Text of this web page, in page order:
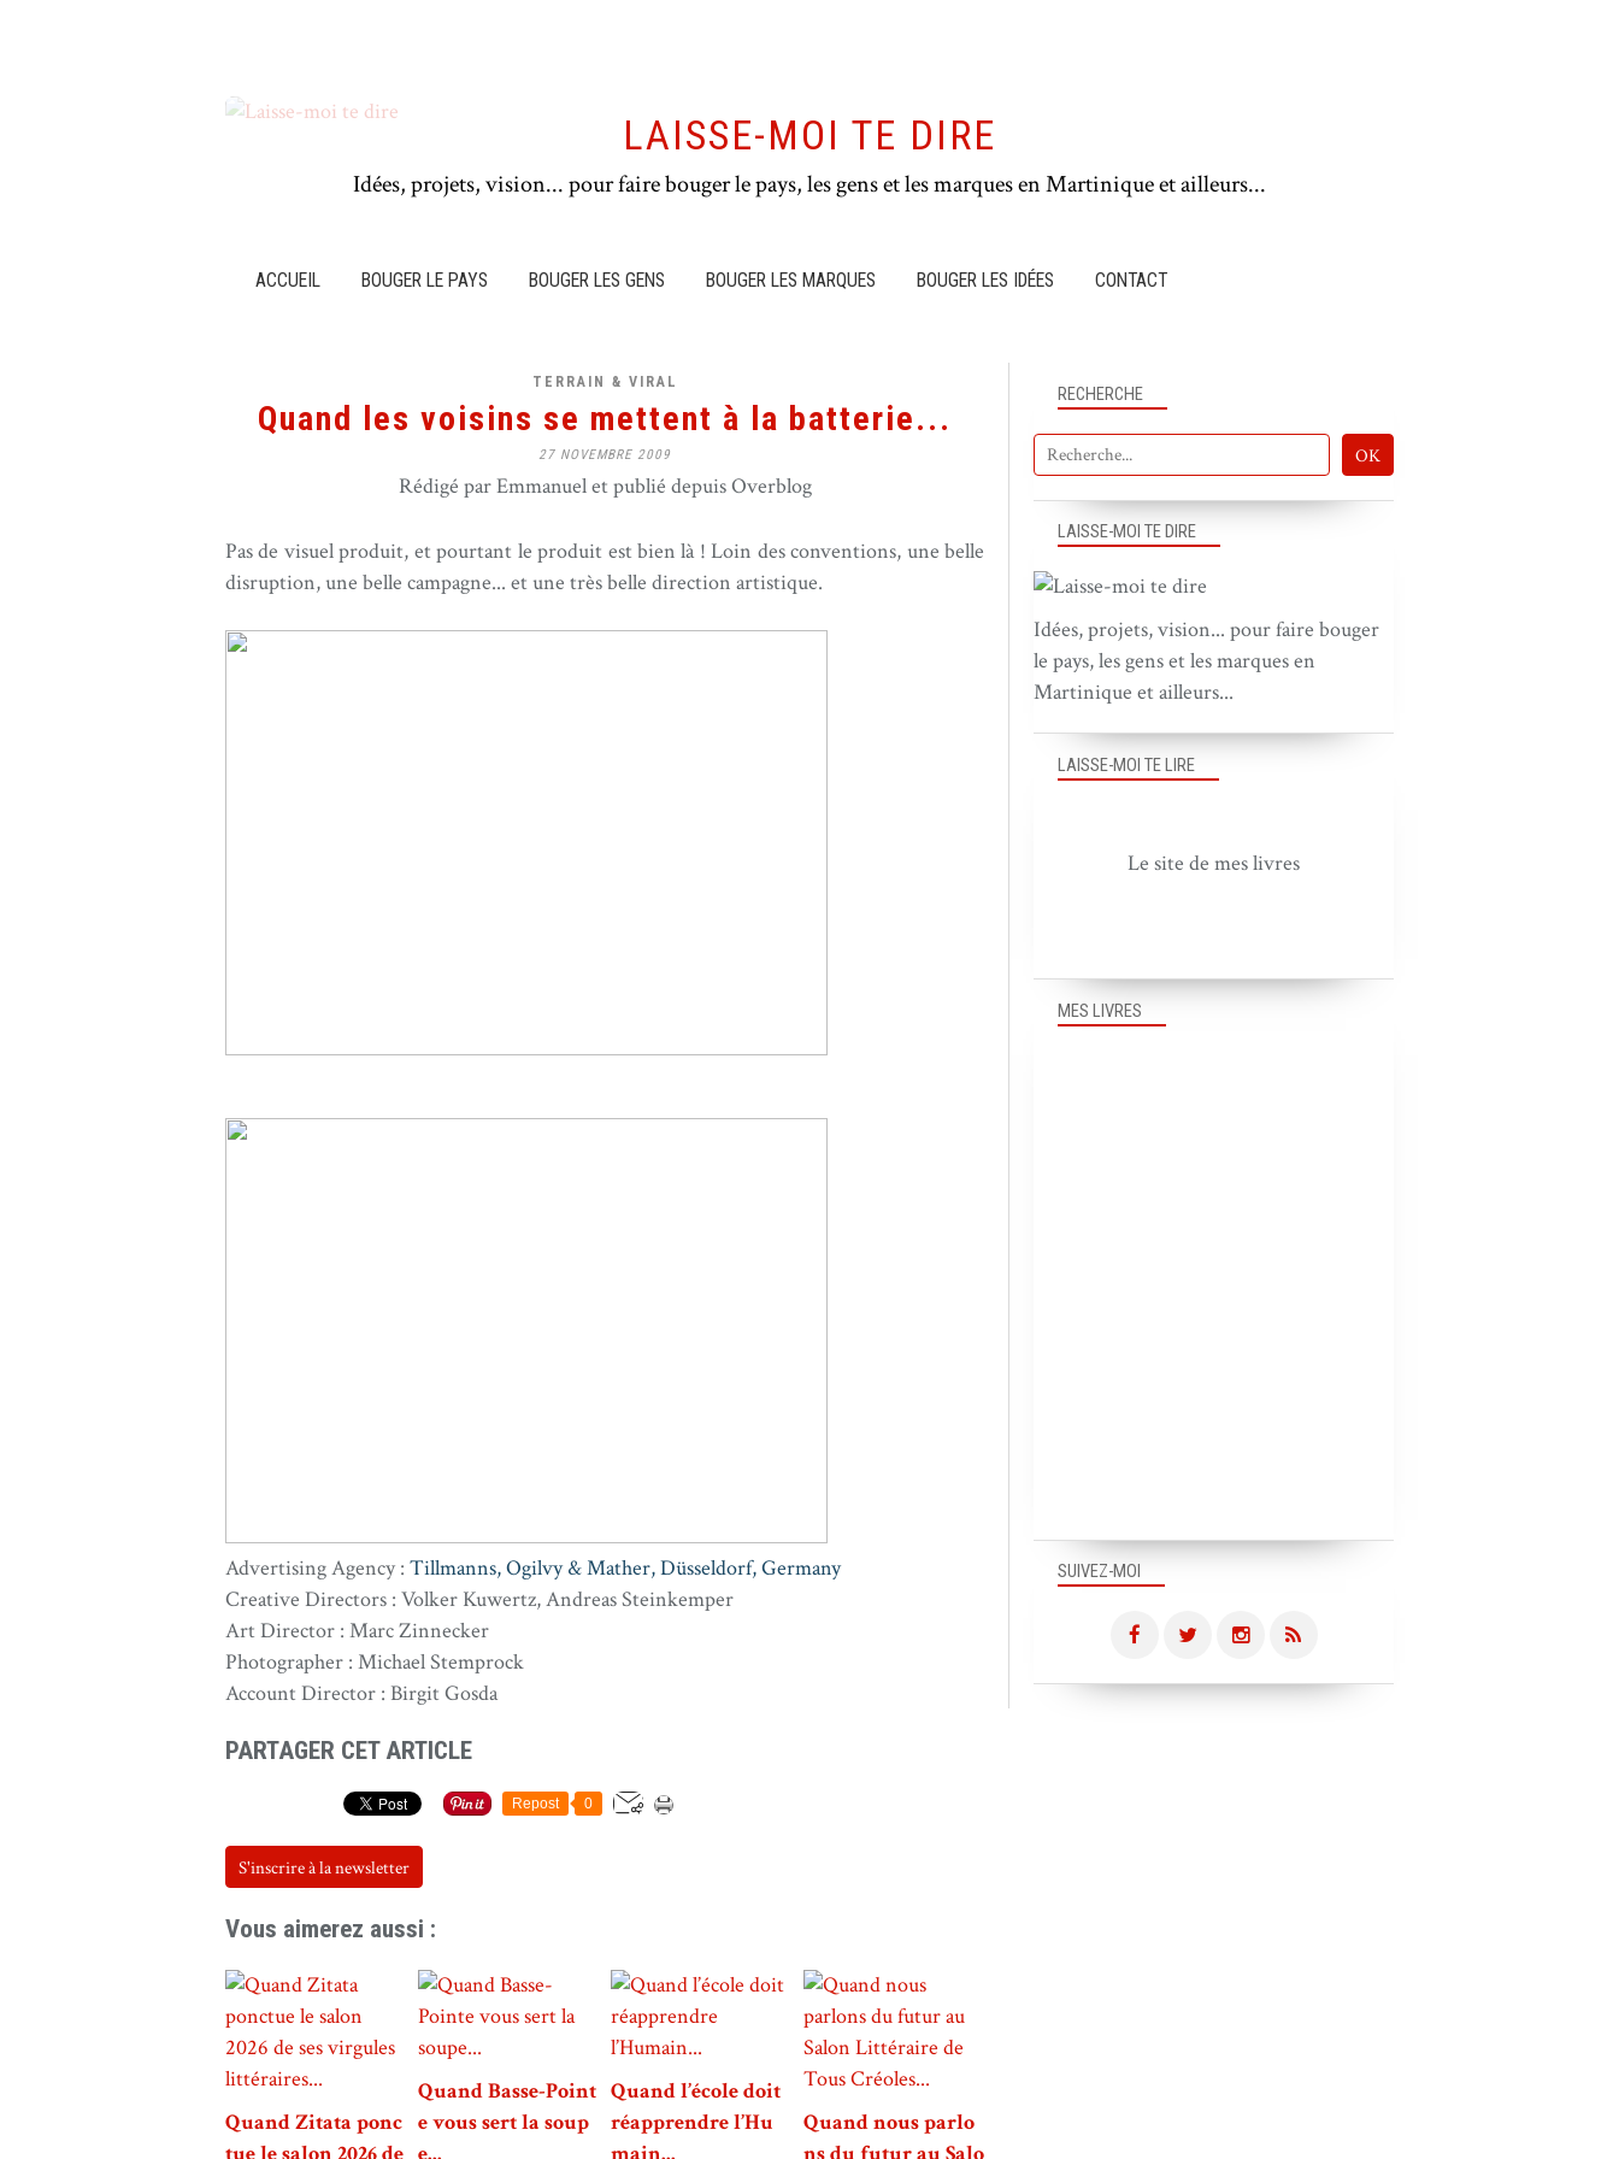
LAISSE-MOI TE DIRE
Idées, projets, vision... pour faire bouger le pays, les gens et les marques en Martinique et ailleurs...
ACCUEIL BOUGER LE PAYS BOUGER LES GENS BOUGER LES MARQUES BOUGER LES IDÉES CONTACT
TERRAIN & VIRAL
Quand les voisins se mettent à la batterie...
27 NOVEMBRE 2009
Rédigé par Emmanuel et publié depuis Overblog
Pas de visuel produit, et pourtant le produit est bien là ! Loin des conventions, une belle
disruption, une belle campagne... et une très belle direction artistique.
Advertising Agency : Tillmanns, Ogilvy & Mather, Düsseldorf, Germany
Creative Directors : Volker Kuwertz, Andreas Steinkemper
Art Director : Marc Zinnecker
Photographer : Michael Stemprock
Account Director : Birgit Gosda
PARTAGER CET ARTICLE
Repost 0
S'inscrire à la newsletter
Vous aimerez aussi :
Quand Zitata ponc
Quand Basse-Point
e vous sert la soup
Quand l’école doit
réapprendre l’Hu
Quand nous parlo
SUIVEZ-MOI
RECHERCHE
LAISSE-MOI TE DIRE
Idées, projets, vision... pour faire bouger
le pays, les gens et les marques en
Martinique et ailleurs...
MES LIVRES
LAISSE-MOI TE LIRE
Le site de mes livres